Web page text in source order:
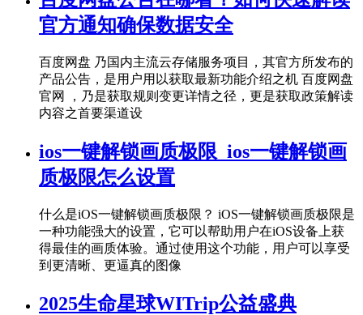
官方通知确保数据安全
百度网盘 乃国内主流云存储服务项目，其官方所发布的
产品公告，是用户用以获取最新功能介绍之机 百度网盘
官网 ，乃是获取规则变更详情之径，更是获取政策解读
内容之首要渠道设
ios一键解锁画质极限_ios一键解锁画
质极限怎么设置
什么是iOS一键解锁画质极限？ iOS一键解锁画质极限是
一种功能强大的设置，它可以帮助用户在iOS设备上获
得最佳的画质体验。通过使用这个功能，用户可以享受
到更清晰、更逼真的图像
2025生命星球WITrip公益盛典